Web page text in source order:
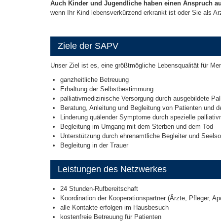
Auch Kinder und Jugendliche haben einen Anspruch
wenn Ihr Kind lebensverkürzend erkrankt ist oder Sie als
Ziele der SAPV
Unser Ziel ist es, eine größtmögliche Lebensqualität für
ganzheitliche Betreuung
Erhaltung der Selbstbestimmung
palliativmedizinische Versorgung durch ausgebildete
Beratung, Anleitung und Begleitung von Patienten und
Linderung quälender Symptome durch spezielle
Begleitung im Umgang mit dem Sterben und dem Tod
Unterstützung durch ehrenamtliche Begleiter und
Begleitung in der Trauer
Leistungen des Netzwerkes
24 Stunden-Rufbereitschaft
Koordination der Kooperationspartner (Ärzte, Pfleger,
alle Kontakte erfolgen im Hausbesuch
kostenfreie Betreuung für Patienten